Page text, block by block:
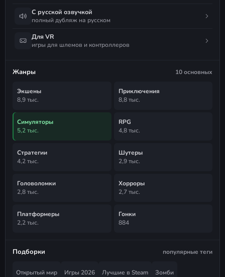
С русской озвучкой
полный дубляж на русском
Для VR
игры для шлемов и контроллеров
Жанры 10 основных
Экшены
8,9 тыс.
Приключения
8,8 тыс.
Симуляторы
5,2 тыс.
RPG
4,8 тыс.
Стратегии
4,2 тыс.
Шутеры
2,9 тыс.
Головоломки
2,8 тыс.
Хорроры
2,7 тыс.
Платформеры
2,2 тыс.
Гонки
884
Подборки популярные теги
Открытый мир Игры 2026 Лучшие в Steam Зомби